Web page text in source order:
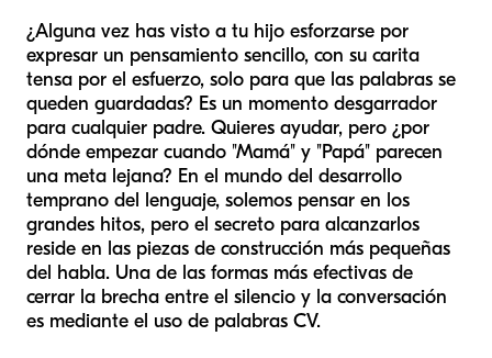
¿Alguna vez has visto a tu hijo esforzarse por
expresar un pensamiento sencillo, con su carita
tensa por el esfuerzo, solo para que las palabras se
queden guardadas? Es un momento desgarrador
para cualquier padre. Quieres ayudar, pero ¿por
dónde empezar cuando "Mamá" y "Papá" parecen
una meta lejana? En el mundo del desarrollo
temprano del lenguaje, solemos pensar en los
grandes hitos, pero el secreto para alcanzarlos
reside en las piezas de construcción más pequeñas
del habla. Una de las formas más efectivas de
cerrar la brecha entre el silencio y la conversación
es mediante el uso de palabras CV.